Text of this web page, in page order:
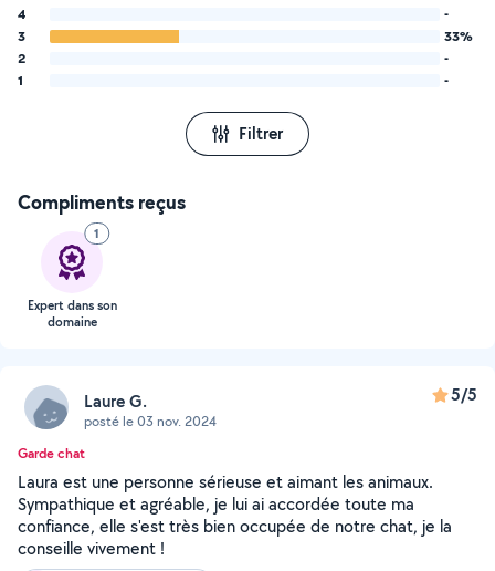
4
-
3
33%
2
-
1
-
Filtrer
Compliments reçus
1
Expert dans son
domaine
Laure G.
posté le 03 nov. 2024
5/5
Garde chat
Laura est une personne sérieuse et aimant les animaux.
Sympathique et agréable, je lui ai accordée toute ma
confiance, elle s'est très bien occupée de notre chat, je la
conseille vivement !